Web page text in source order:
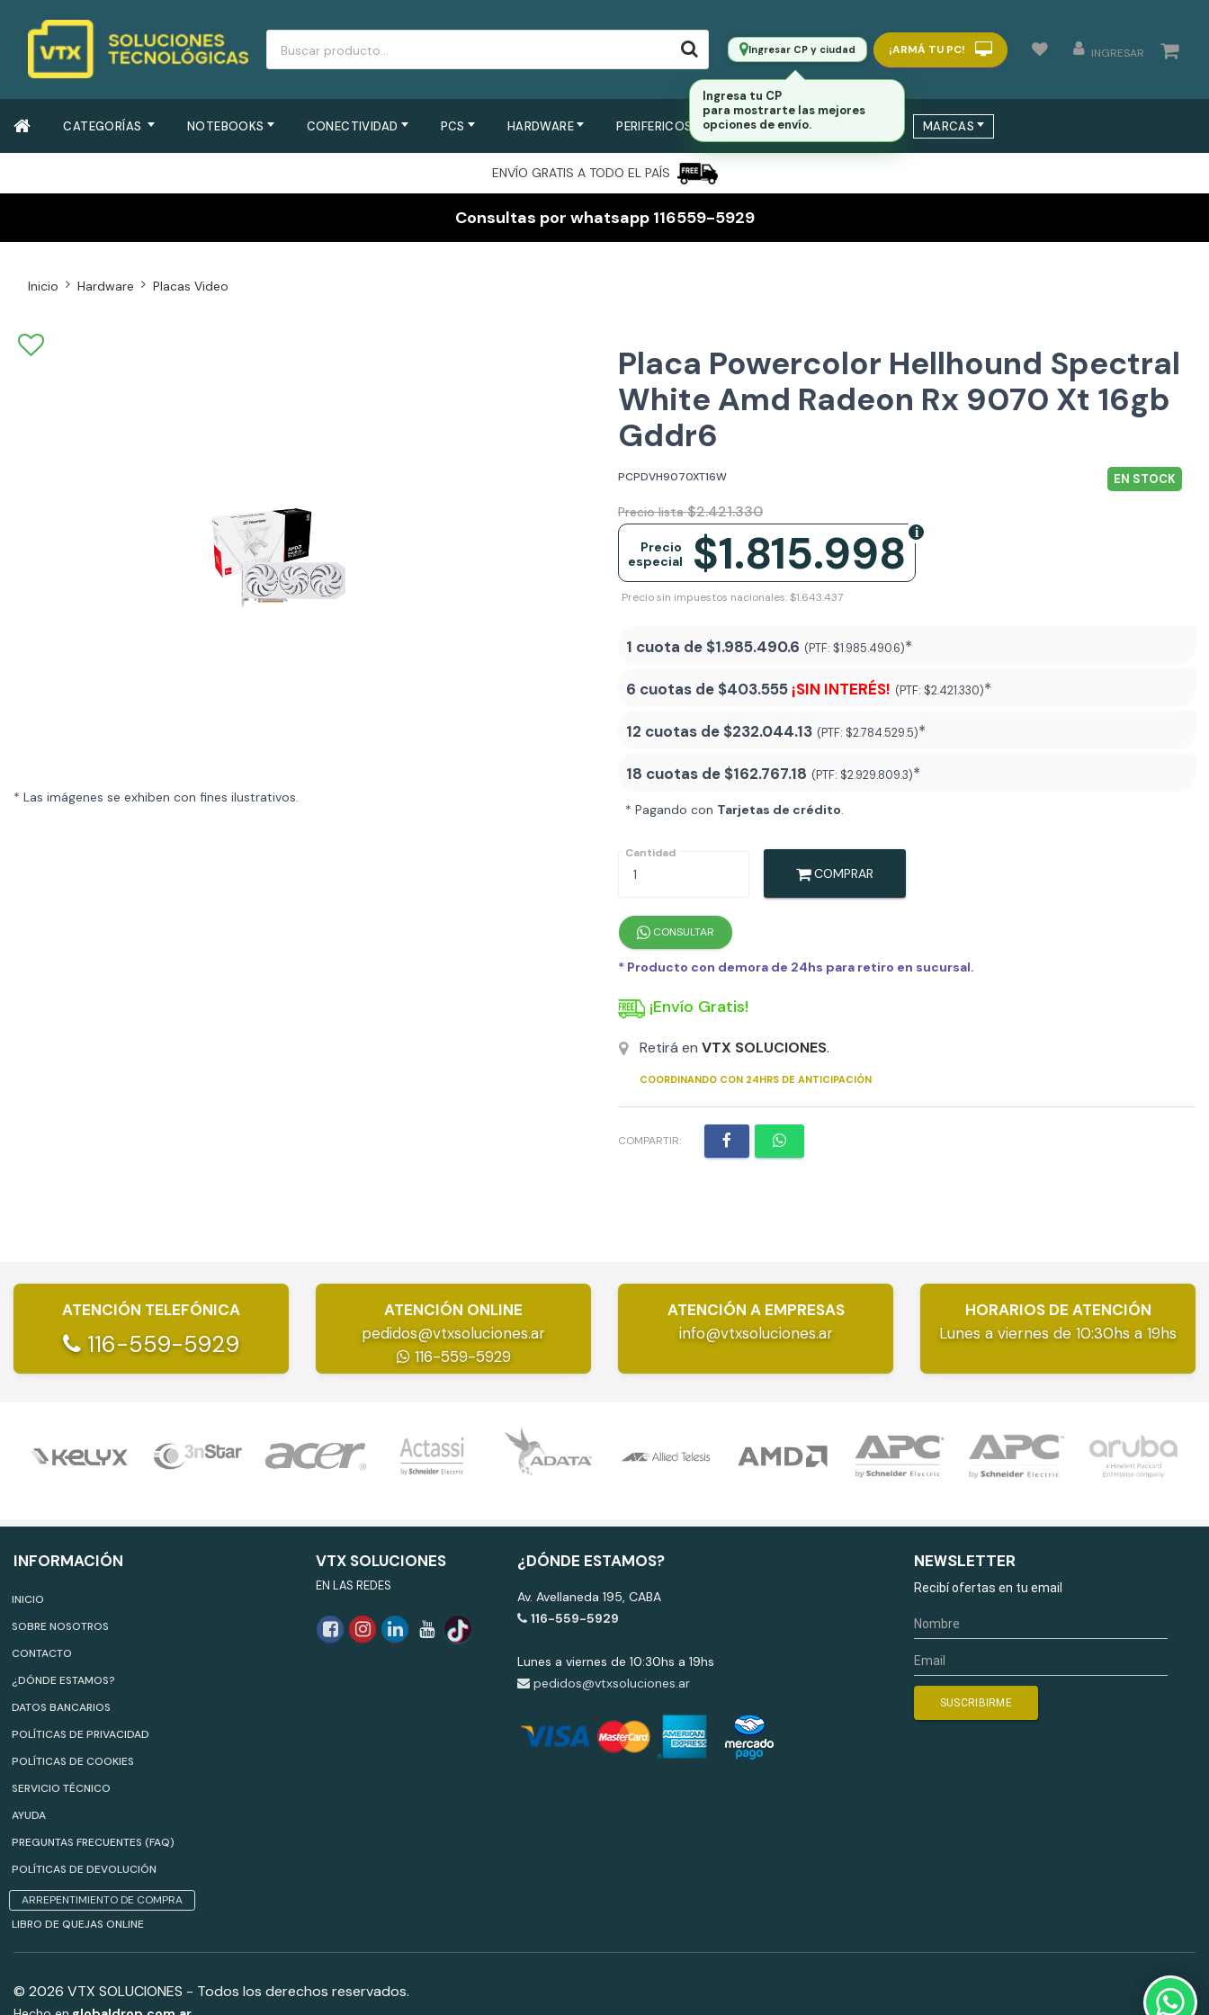
Ingresar CP y ciudad ¡ARMÁ TU PC! INGRESAR
CATEGORÍAS NOTEBOOKS CONECTIVIDAD PCS HARDWARE PERIFERICOS SERVIDORES / SWITCHS MARCAS
ENVÍO GRATIS A TODO EL PAÍS
Consultas por whatsapp 116559-5929
Inicio Hardware Placas Video
* Las imágenes se exhiben con fines ilustrativos.
Placa Powercolor Hellhound Spectral
White Amd Radeon Rx 9070 Xt 16gb
Gddr6
PCPDVH9070XT16W EN STOCK
Precio lista $2.421.330
$1.815.998
Precio
especial
Precio sin impuestos nacionales: $1.643.437
1 cuota de $1.985.490.6 (PTF: $1.985.490.6)*
6 cuotas de $403.555 ¡SIN INTERÉS! (PTF: $2.421.330)*
12 cuotas de $232.044.13 (PTF: $2.784.529.5)*
18 cuotas de $162.767.18 (PTF: $2.929.809.3)*
* Pagando con Tarjetas de crédito.
Cantidad
COMPRAR
CONSULTAR
* Producto con demora de 24hs para retiro en sucursal.
¡Envío Gratis!
Retirá en VTX SOLUCIONES.
COORDINANDO CON 24HRS DE ANTICIPACIÓN
COMPARTIR:
ATENCIÓN TELEFÓNICA
116-559-5929
ATENCIÓN ONLINE
pedidos@vtxsoluciones.ar
116-559-5929
ATENCIÓN A EMPRESAS
info@vtxsoluciones.ar
HORARIOS DE ATENCIÓN
Lunes a viernes de 10:30hs a 19hs
INFORMACIÓN
INICIO
SOBRE NOSOTROS
CONTACTO
¿DÓNDE ESTAMOS?
DATOS BANCARIOS
POLÍTICAS DE PRIVACIDAD
POLÍTICAS DE COOKIES
SERVICIO TÉCNICO
AYUDA
PREGUNTAS FRECUENTES (FAQ)
POLÍTICAS DE DEVOLUCIÓN
ARREPENTIMIENTO DE COMPRA
LIBRO DE QUEJAS ONLINE
VTX SOLUCIONES
EN LAS REDES
¿DÓNDE ESTAMOS?
Av. Avellaneda 195, CABA
116-559-5929
Lunes a viernes de 10:30hs a 19hs
pedidos@vtxsoluciones.ar
NEWSLETTER
Recibí ofertas en tu email
© 2026 VTX SOLUCIONES - Todos los derechos reservados.